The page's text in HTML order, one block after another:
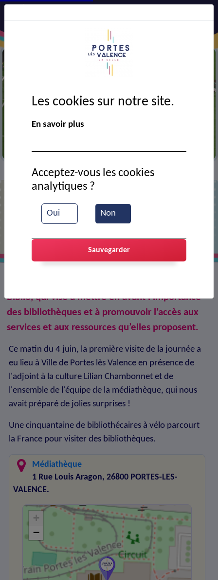
> Actualités > Visite de l’association Cyclo-Biblio
Visite de l’association Cyclo-Biblio
Biblio, qui vise à mettre en avant l’importance
des bibliothèques et à promouvoir l’accès aux
services et aux ressources qu’elles proposent.
Ce matin du 4 juin, la première visite de la journée a
eu lieu à Ville de Portes lès Valence en présence de
l'adjoint à la culture Lilian Chambonnet et de
l'ensemble de l'équipe de la médiathèque, qui nous
avait préparé de jolies surprises !
Une cinquantaine de bibliothécaires à vélo parcourt
la France pour visiter des bibliothèques.
Médiathèque
1 Rue Louis Aragon, 26800 PORTES-LES-
VALENCE.
+
−
Les cookies sur notre site.
En savoir plus
Oui Non
Acceptez-vous les cookies
analytiques ?
Sauvegarder